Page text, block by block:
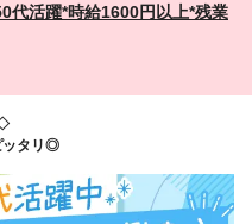
代活躍*時給1600円以上*残業
ッタリ◎